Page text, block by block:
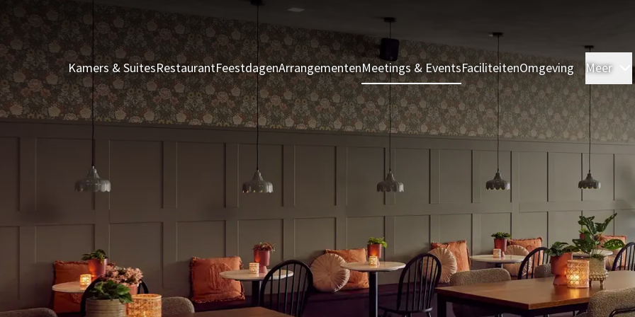
Kamers & SuitesRestaurantFeestdagenArrangementenMeetings & EventsFaciliteitenOmgeving Meer